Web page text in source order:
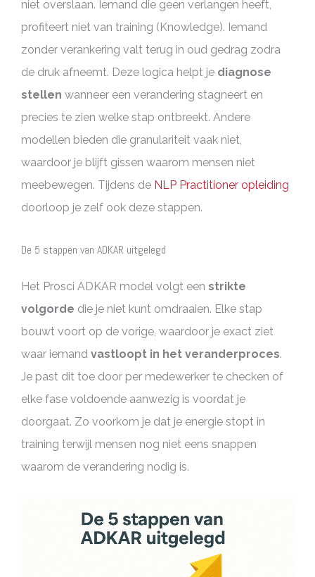
niet overslaan. Iemand die geen verlangen heeft,
profiteert niet van training (Knowledge). Iemand
zonder verankering valt terug in oud gedrag zodra
de druk afneemt. Deze logica helpt je diagnose
stellen wanneer een verandering stagneert en
precies te zien welke stap ontbreekt. Andere
modellen bieden die granulariteit vaak niet,
waardoor je blijft gissen waarom mensen niet
meebewegen. Tijdens de NLP Practitioner opleiding
doorloop je zelf ook deze stappen.
De 5 stappen van ADKAR uitgelegd
Het Prosci ADKAR model volgt een strikte
volgorde die je niet kunt omdraaien. Elke stap
bouwt voort op de vorige, waardoor je exact ziet
waar iemand vastloopt in het veranderproces.
Je past dit toe door per medewerker te checken of
elke fase voldoende aanwezig is voordat je
doorgaat. Zo voorkom je dat je energie stopt in
training terwijl mensen nog niet eens snappen
waarom de verandering nodig is.